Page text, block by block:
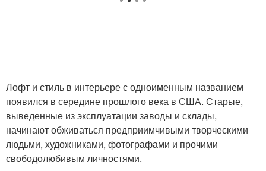
Лофт и стиль в интерьере с одноименным названием
появился в середине прошлого века в США. Старые,
выведенные из эксплуатации заводы и склады,
начинают обживаться предприимчивыми творческими
людьми, художниками, фотографами и прочими
свободолюбивым личностями.